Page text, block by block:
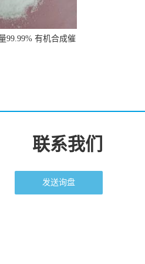
99.99% 有机合成催
联系我们
发送询盘